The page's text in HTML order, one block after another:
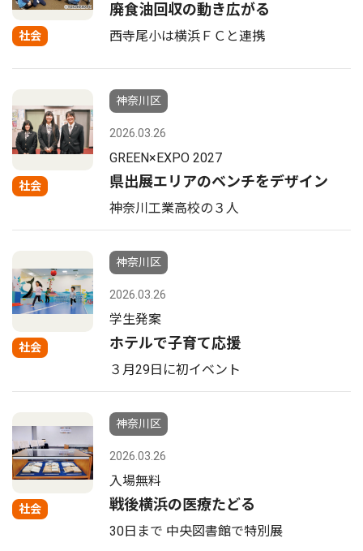
社会
廃食油回収の動き広がる
西寺尾小は横浜ＦＣと連携
社会
神奈川区
2026.03.26
GREEN×EXPO 2027
県出展エリアのベンチをデザイン
神奈川工業高校の３人
社会
神奈川区
2026.03.26
学生発案
ホテルで子育て応援
３月29日に初イベント
社会
神奈川区
2026.03.26
入場無料
戦後横浜の医療たどる
30日まで 中央図書館で特別展